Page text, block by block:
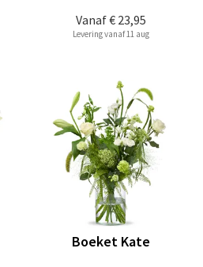
Vanaf€ 23,95
Levering vanaf 11 aug
Boeket Kate